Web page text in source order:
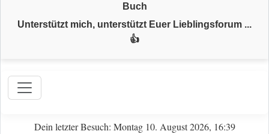
Buch
Unterstützt mich, unterstützt Euer Lieblingsforum ...
👍
Dein letzter Besuch: Montag 10. August 2026, 16:39